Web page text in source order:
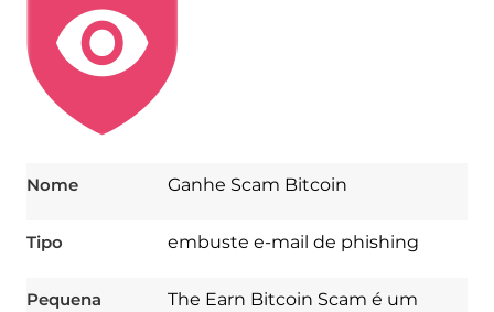
Nome Ganhe Scam Bitcoin
Tipo embuste e-mail de phishing
Pequena
The Earn Bitcoin Scam é um